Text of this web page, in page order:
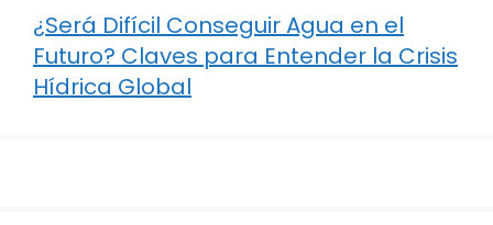
¿Será Difícil Conseguir Agua en el
Futuro? Claves para Entender la Crisis
Hídrica Global